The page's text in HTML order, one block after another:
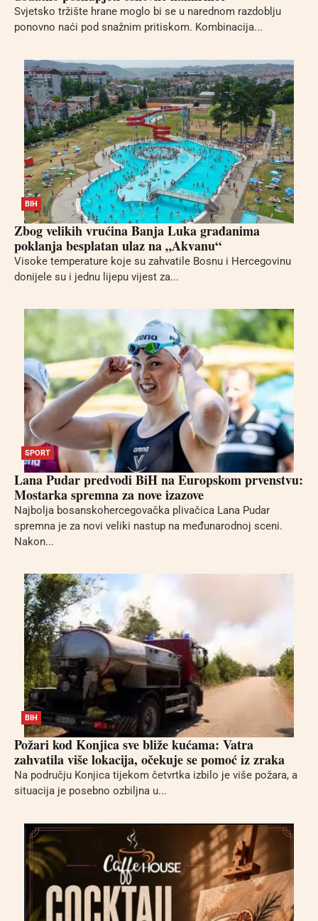
Svjetsko tržište hrane moglo bi se u narednom razdoblju
ponovno naći pod snažnim pritiskom. Kombinacija...
BIH
Zbog velikih vrućina Banja Luka građanima
poklanja besplatan ulaz na „Akvanu“
Visoke temperature koje su zahvatile Bosnu i Hercegovinu
donijele su i jednu lijepu vijest za...
SPORT
Lana Pudar predvodi BiH na Europskom prvenstvu:
Mostarka spremna za nove izazove
Najbolja bosanskohercegovačka plivačica Lana Pudar
spremna je za novi veliki nastup na međunarodnoj sceni.
Nakon...
BIH
Požari kod Konjica sve bliže kućama: Vatra
zahvatila više lokacija, očekuje se pomoć iz zraka
Na području Konjica tijekom četvrtka izbilo je više požara, a
situacija je posebno ozbiljna u...